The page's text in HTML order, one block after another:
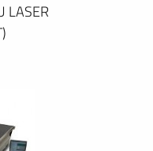
LASER